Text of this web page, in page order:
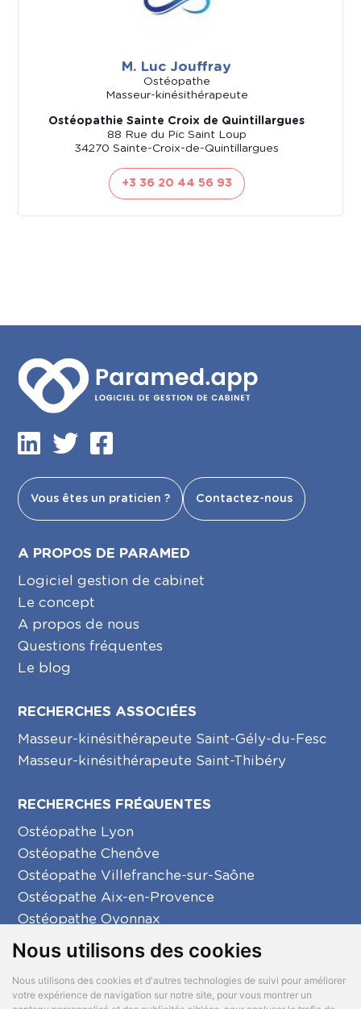
Nous utilisons des cookies
Nous utilisons des cookies et d'autres technologies de suivi pour améliorer
votre expérience de navigation sur notre site, pour vous montrer un
M. Luc Jouffray
Ostéopathe
Masseur-kinésithérapeute
Ostéopathie Sainte Croix de Quintillargues
88 Rue du Pic Saint Loup
34270 Sainte-Croix-de-Quintillargues
+3 36 20 44 56 93
Vous êtes un praticien ? Contactez-nous
A PROPOS DE PARAMED
Logiciel gestion de cabinet
Le concept
A propos de nous
Questions fréquentes
Le blog
RECHERCHES ASSOCIÉES
Masseur-kinésithérapeute Saint-Gély-du-Fesc
Masseur-kinésithérapeute Saint-Thibéry
RECHERCHES FRÉQUENTES
Ostéopathe Lyon
Ostéopathe Chenôve
Ostéopathe Villefranche-sur-Saône
Ostéopathe Aix-en-Provence
Ostéopathe Oyonnax
Ostéopathe Créon
Ostéopathe La Seyne-sur-Mer